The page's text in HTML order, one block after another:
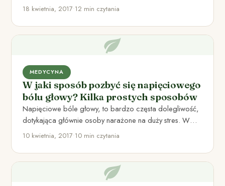
18 kwietnia, 2017•12 min czytania
MEDYCYNA
W jaki sposób pozbyć się napięciowego
bólu głowy? Kilka prostych sposobów
Napięciowe bóle głowy, to bardzo częsta dolegliwość,
dotykająca głównie osoby narażone na duży stres. W
ostatnich latach, częstotliwość…
10 kwietnia, 2017•10 min czytania